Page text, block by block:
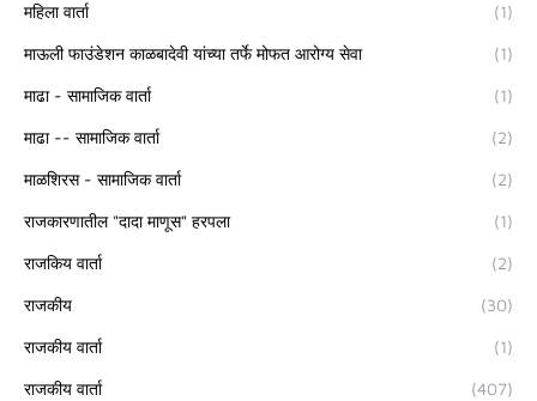
महिला वार्ता (1)
माऊली फाउंडेशन काळबादेवी यांच्या तर्फे मोफत आरोग्य सेवा (1)
माढा - सामाजिक वार्ता (1)
माढा -- सामाजिक वार्ता (2)
माळशिरस - सामाजिक वार्ता (2)
राजकारणातील "दादा माणूस" हरपला (1)
राजकिय वार्ता (2)
राजकीय (30)
राजकीय वार्ता (1)
राजकीय वार्ता (407)